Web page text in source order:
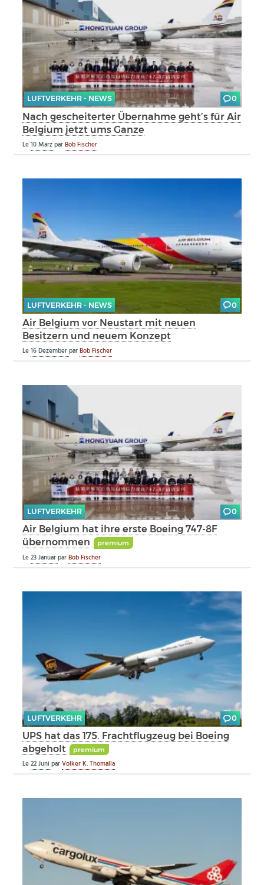
LUFTVERKEHR - NEWS 0
Nach gescheiterter Übernahme geht’s für Air
Belgium jetzt ums Ganze
Le10 MärzparBob Fischer
LUFTVERKEHR - NEWS 0
Air Belgium vor Neustart mit neuen
Besitzern und neuem Konzept
Le16 DezemberparBob Fischer
LUFTVERKEHR 0
Air Belgium hat ihre erste Boeing 747-8F
übernommen
premium
Le23 JanuarparBob Fischer
LUFTVERKEHR 0
UPS hat das 175. Frachtflugzeug bei Boeing
abgeholt
premium
Le22 JuniparVolker K. Thomalla